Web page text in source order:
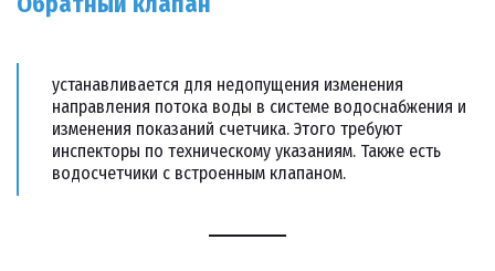
устанавливается для недопущения изменения
направления потока воды в системе водоснабжения и
изменения показаний счетчика. Этого требуют
инспекторы по техническому указаниям. Также есть
водосчетчики с встроенным клапаном.